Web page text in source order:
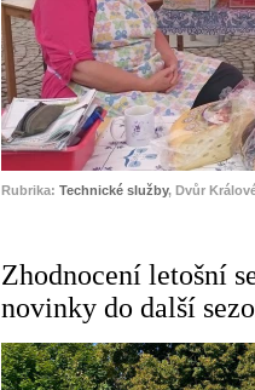
Rubrika: Technické služby, Dvůr
Zhodnocení letošní
novinky do další